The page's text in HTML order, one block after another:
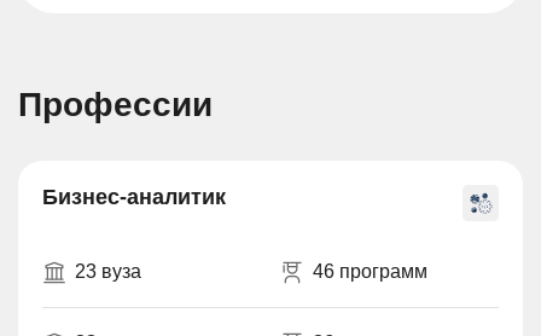
Профессии
Бизнес-аналитик
23 вуза 46 программ